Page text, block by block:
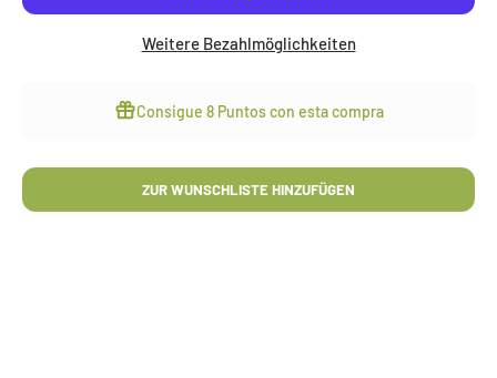
Weitere Bezahlmöglichkeiten
Consigue 8 Puntoscon esta compra
ZUR WUNSCHLISTE HINZUFÜGEN